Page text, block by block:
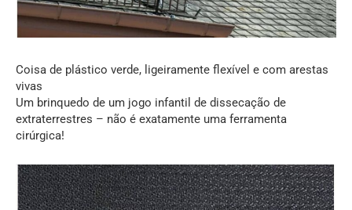
Coisa de plástico verde, ligeiramente flexível e com arestas
vivas
Um brinquedo de um jogo infantil de dissecação de
extraterrestres – não é exatamente uma ferramenta
cirúrgica!